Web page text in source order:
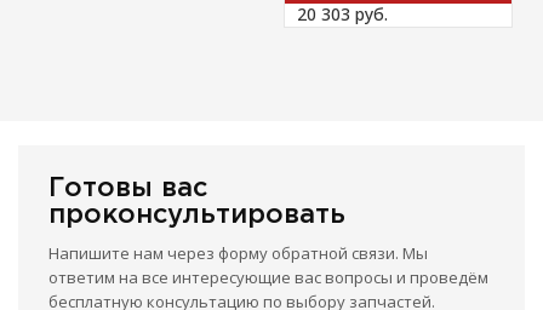
20 303 руб.
Готовы вас
проконсультировать
Напишите нам через форму обратной связи. Мы
ответим на все интересующие вас вопросы и проведём
бесплатную консультацию по выбору запчастей.